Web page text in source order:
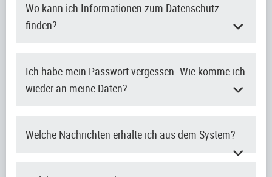
Wo kann ich Informationen zum Datenschutz
finden?
Ich habe mein Passwort vergessen. Wie komme ich
wieder an meine Daten?
Welche Nachrichten erhalte ich aus dem System?